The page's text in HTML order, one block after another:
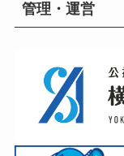
管理・運営